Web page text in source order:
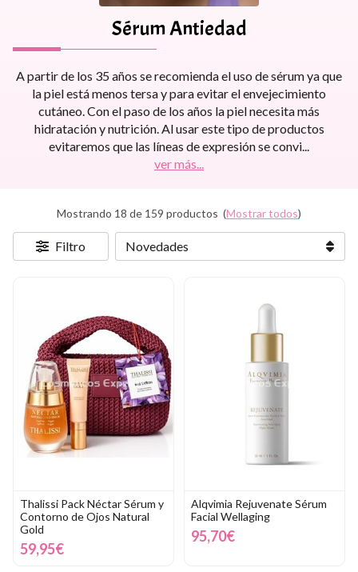
Sérum Antiedad
A partir de los 35 años se recomienda el uso de sérum ya que
la piel está menos tersa y para evitar el envejecimiento
cutáneo. Con el paso de los años la piel necesita más
hidratación y nutrición. Al usar este tipo de productos
evitaremos que las líneas de expresión se convi
ver más...
Mostrando 18 de 159 productos (Mostrar todos)
Filtro
Thalissi Pack Néctar Sérum y
Contorno de Ojos Natural
Gold
59,95€
Alqvimia Rejuvenate Sérum
Facial Wellaging
95,70€